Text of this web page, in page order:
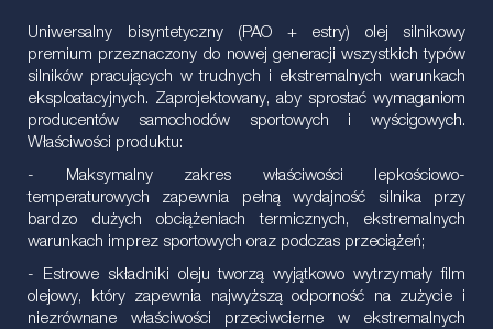
Uniwersalny bisyntetyczny (PAO + estry) olej silnikowy
premium przeznaczony do nowej generacji wszystkich typów
silników pracujących w trudnych i ekstremalnych warunkach
eksploatacyjnych. Zaprojektowany, aby sprostać wymaganiom
producentów samochodów sportowych i wyścigowych.
Właściwości produktu:
- Maksymalny zakres właściwości lepkościowo-
temperaturowych zapewnia pełną wydajność silnika przy
bardzo dużych obciążeniach termicznych, ekstremalnych
warunkach imprez sportowych oraz podczas przeciążeń;
- Estrowe składniki oleju tworzą wyjątkowo wytrzymały film
olejowy, który zapewnia najwyższą odporność na zużycie i
niezrównane właściwości przeciwcierne w ekstremalnych